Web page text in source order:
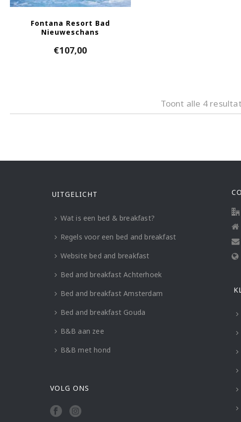
Fontana Resort Bad
Nieuweschans
€107,00
Toont alle 4
UITGELICHT
Wat is een bed & breakfast?
Regels voor een bed and breakfast
Website bed and breakfast
Bed and breakfast Achterhoek
Bed and breakfast Amsterdam
Bed and breakfast Gouda
B&B aan zee
B&B met hond
VOLG ONS